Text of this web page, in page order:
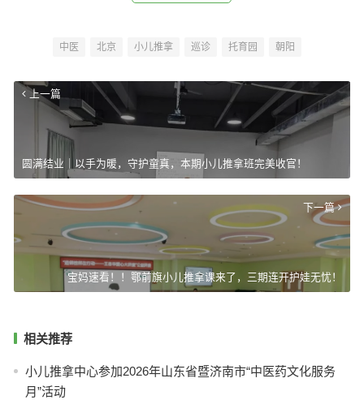
中医 北京 小儿推拿 巡诊 托育园 朝阳
上一篇
圆满结业｜以手为暖，守护童真，本期小儿推拿班完美收官！
下一篇
宝妈速看！！鄂前旗小儿推拿课来了，三期连开护娃无忧！
相关推荐
小儿推拿中心参加2026年山东省暨济南市“中医药文化服务
月”活动